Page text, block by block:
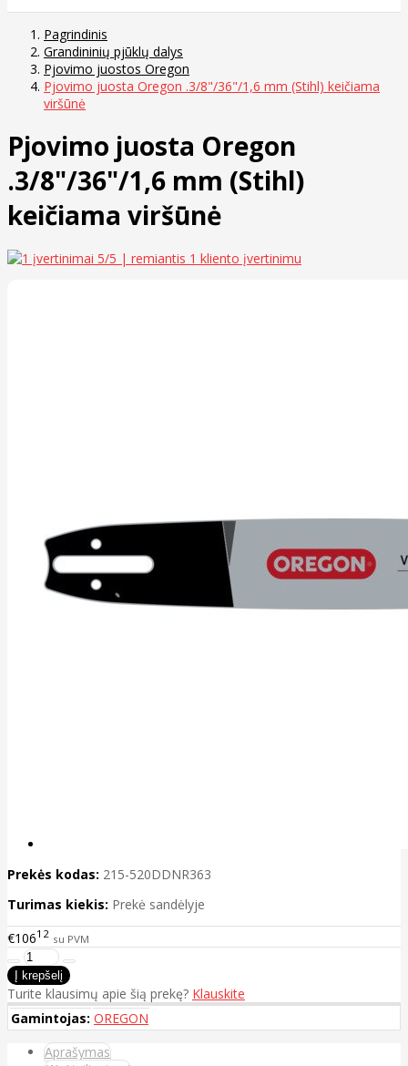
Pagrindinis
Grandininių pjūklų dalys
Pjovimo juostos Oregon
Pjovimo juosta Oregon .3/8"/36"/1,6 mm (Stihl) keičiama
viršūnė
Pjovimo juosta Oregon
.3/8"/36"/1,6 mm (Stihl)
keičiama viršūnė
5/5 | remiantis 1 kliento įvertinimu
Prekės kodas: 215-520DDNR363
Turimas kiekis: Prekė sandėlyje
€10612 su PVM
Turite klausimų apie šią prekę? Klauskite
Gamintojas: OREGON
Aprašymas